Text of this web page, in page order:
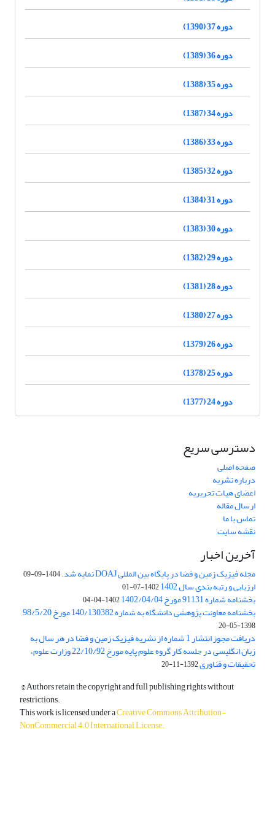
دوره 37 (1390)
دوره 36 (1389)
دوره 35 (1388)
دوره 34 (1387)
دوره 33 (1386)
دوره 32 (1385)
دوره 31 (1384)
دوره 30 (1383)
دوره 29 (1382)
دوره 28 (1381)
دوره 27 (1380)
دوره 26 (1379)
دوره 25 (1378)
دوره 24 (1377)
دسترسی سریع
صفحه اصلی
درباره نشریه
اعضای هیات تحریریه
ارسال مقاله
تماس با ما
نقشه سایت
آخرین اخبار
مجله فیزیک زمین و فضا در پایگاه بین المللی DOAJ نمایه شد. 1404-09-09
ارزیابی و رتبه بندی سال 1402 1402-07-01
بخشنامه شماره 91131 مورخ 1402/04/04 1402-04-04
بخشنامه معاونت پژوهشی دانشگاه به شماره 140/130382 مورخ 98/5/20
1398-05-20
دریافت مجوز انتشار 1 شماره از نشریه فیزیک زمین و فضا در هر سال به
زبان انگلیسی در جلسه کار گروه علوم پایه مورخ 22/10/92 وزارت علوم،
تحقیقات و فناوری1392-11-20
© Authors retain the copyright and full publishing rights without
restrictions.
This work is licensed under aCreative Commons Attribution-
NonCommercial 4.0 International License.